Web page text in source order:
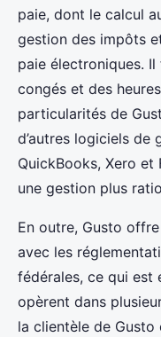
paie, dont le calcul
gestion des impôts
paie électroniques.
congés et des
particularités de
d’autres logiciels de
QuickBooks, Xero et
une gestion plus
En outre, Gusto
avec les
fédérales, ce qui est
opèrent dans
la clientèle de